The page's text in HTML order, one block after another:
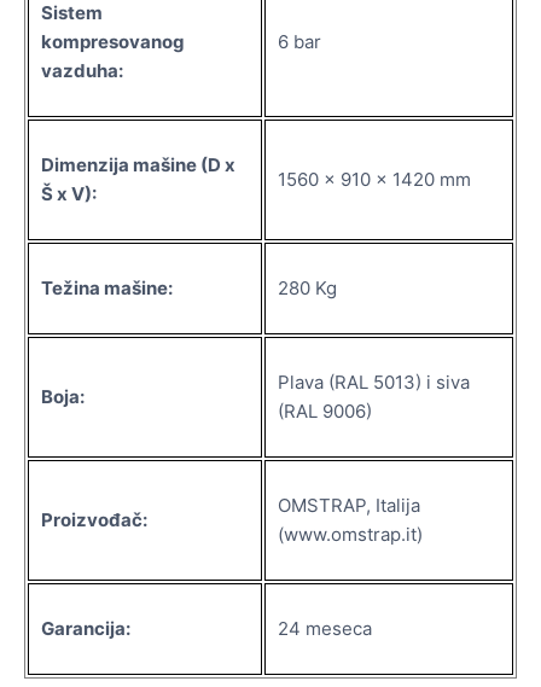
Sistem
kompresovanog
vazduha:
6 bar
Dimenzija mašine (D x
Š x V):
1560 x 910 x 1420 mm
Težina mašine: 280 Kg
Boja:
Plava (RAL 5013) i siva
(RAL 9006)
Proizvođač:
OMSTRAP, Italija
(www.omstrap.it)
Garancija: 24 meseca